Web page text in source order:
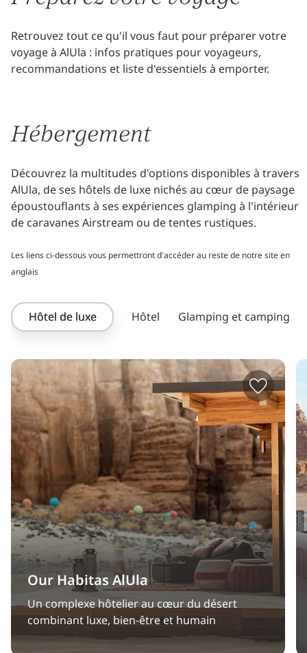
Retrouvez tout ce qu'il vous faut pour préparer votre
voyage à AlUla : infos pratiques pour voyageurs,
recommandations et liste d'essentiels à emporter.
Hébergement
Découvrez la multitudes d'options disponibles à travers
AlUla, de ses hôtels de luxe nichés au cœur de paysage
époustouflants à ses expériences glamping à l'intérieur
de caravanes Airstream ou de tentes rustiques.
Les liens ci-dessous vous permettront d'accéder au reste de notre site en
anglais
Hôtel de luxe Hôtel Glamping et camping
Our Habitas AlUla
Un complexe hôtelier au cœur du désert
combinant luxe, bien-être et humain